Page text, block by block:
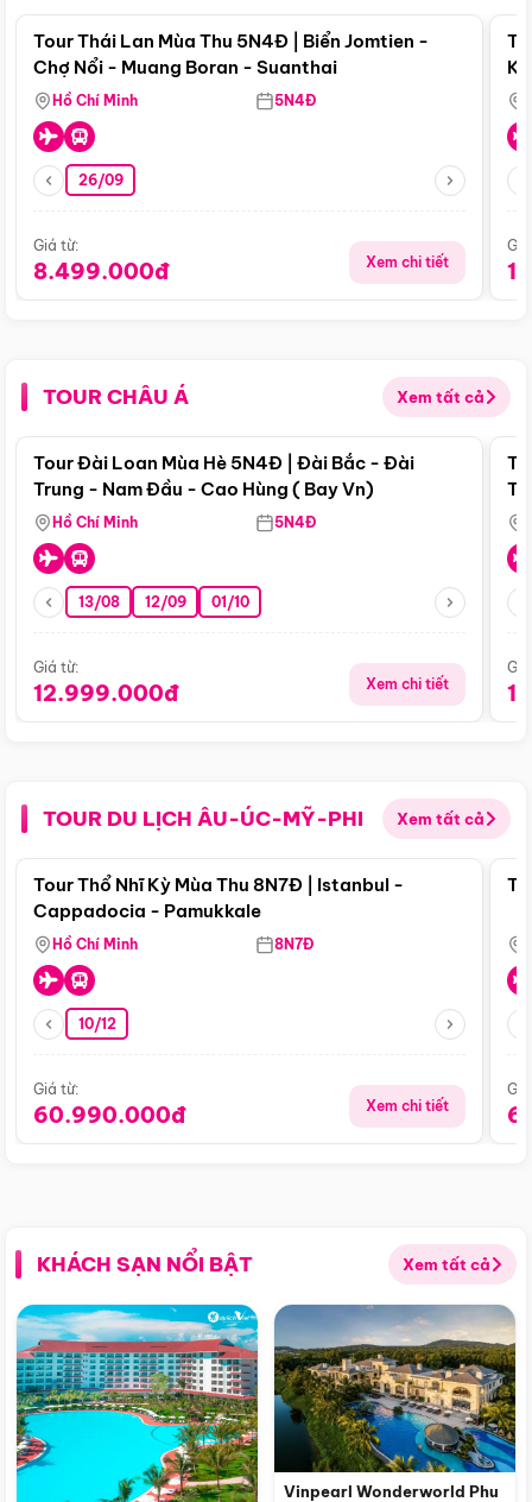
Tour Thái Lan Mùa Thu 5N4Đ | Biển Jomtien -
Chợ Nổi - Muang Boran - Suanthai
Hồ Chí Minh 5N4Đ
26/09
Giá từ:
8.499.000đ Xem chi tiết
TOUR CHÂU Á Xem tất cả
Điểm nổi bật
Tour Đài Loan Mùa Hè 5N4Đ | Đài Bắc - Đài
Trung - Nam Đầu - Cao Hùng ( Bay Vn)
Hồ Chí Minh 5N4Đ
13/08 12/09 01/10
Giá từ:
12.999.000đ Xem chi tiết
TOUR DU LỊCH ÂU-ÚC-MỸ-PHI Xem tất cả
Điểm nổi bật
Tour Thổ Nhĩ Kỳ Mùa Thu 8N7Đ | Istanbul -
Cappadocia - Pamukkale
Hồ Chí Minh 8N7Đ
10/12
Giá từ:
60.990.000đ Xem chi tiết
KHÁCH SẠN NỔI BẬT Xem tất cả
Vinpearl Wonderworld Phu